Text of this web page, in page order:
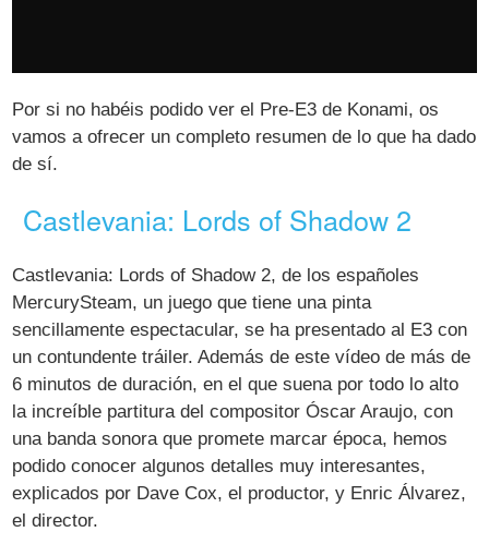
Por si no habéis podido ver el Pre-E3 de Konami, os
vamos a ofrecer un completo resumen de lo que ha dado
de sí.
Castlevania: Lords of Shadow 2
Castlevania: Lords of Shadow 2, de los españoles
MercurySteam, un juego que tiene una pinta
sencillamente espectacular, se ha presentado al E3 con
un contundente tráiler. Además de este vídeo de más de
6 minutos de duración, en el que suena por todo lo alto
la increíble partitura del compositor Óscar Araujo, con
una banda sonora que promete marcar época, hemos
podido conocer algunos detalles muy interesantes,
explicados por Dave Cox, el productor, y Enric Álvarez,
el director.